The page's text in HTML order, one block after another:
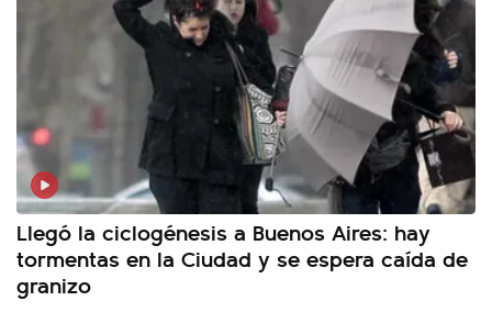
Llegó la ciclogénesis a Buenos Aires: hay
tormentas en la Ciudad y se espera caída de
granizo